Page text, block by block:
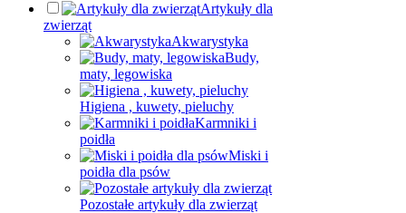
Artykuły dla
zwierząt
Akwarystyka
Budy,
maty, legowiska
Higiena , kuwety, pieluchy
Karmniki i
poidła
Miski i
poidła dla psów
Pozostałe artykuły dla zwierząt